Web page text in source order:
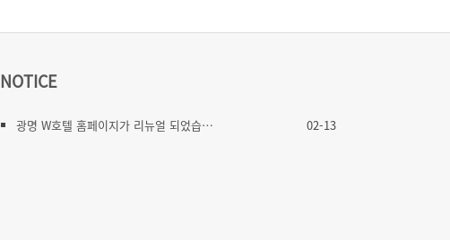
NOTICE
광명 W호텔 홈페이지가 리뉴얼 되었습… 02-13